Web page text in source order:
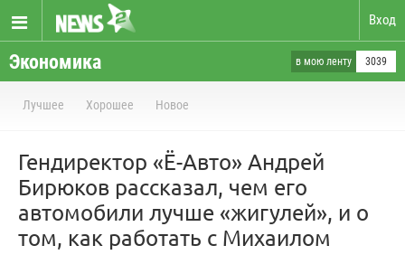
Вход
Экономика в мою ленту 3039
Лучшее Хорошее Новое
Гендиректор «Ё-Авто» Андрей
Бирюков рассказал, чем его
автомобили лучше «жигулей», и о
том, как работать с Михаилом